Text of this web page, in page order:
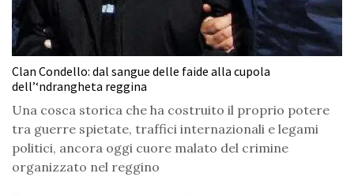
Clan Condello: dal sangue delle faide alla cupola
dell’‘ndrangheta reggina
Una cosca storica che ha costruito il proprio potere
tra guerre spietate, traffici internazionali e legami
politici, ancora oggi cuore malato del crimine
organizzato nel reggino